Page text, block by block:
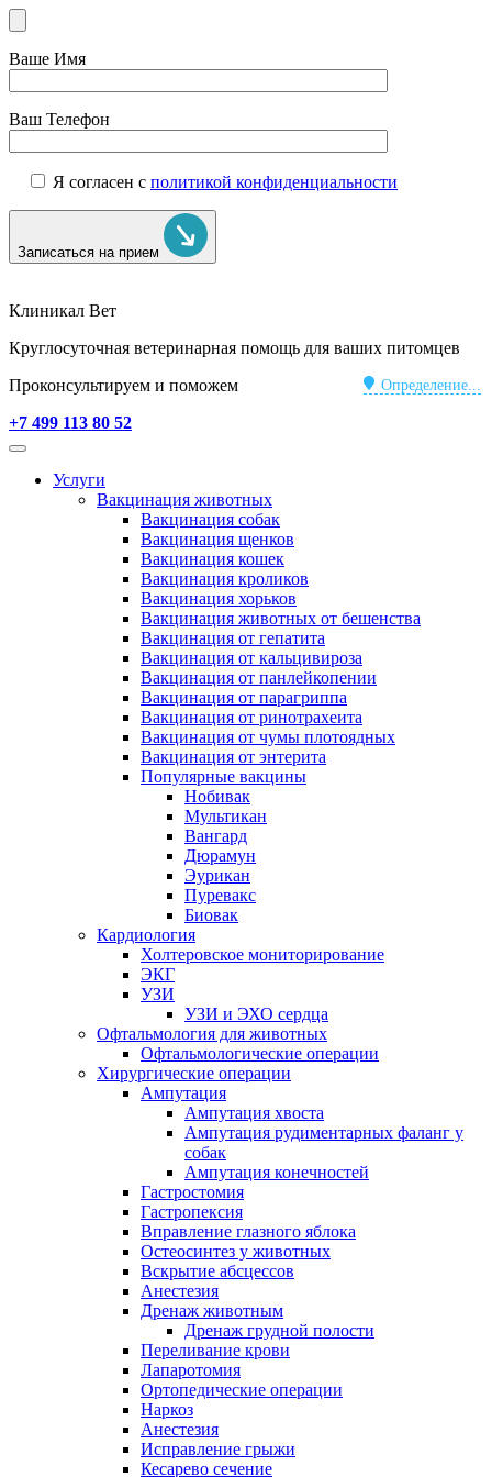
Ваше Имя
Ваш Телефон
Я согласен с политикой конфиденциальности
Записаться на прием
Клиникал Вет
Круглосуточная ветеринарная помощь для ваших питомцев
Определение...
Проконсультируем и поможем
+7 499 113 80 52
Услуги
Вакцинация животных
Вакцинация собак
Вакцинация щенков
Вакцинация кошек
Вакцинация кроликов
Вакцинация хорьков
Вакцинация животных от бешенства
Вакцинация от гепатита
Вакцинация от кальцивироза
Вакцинация от панлейкопении
Вакцинация от парагриппа
Вакцинация от ринотрахеита
Вакцинация от чумы плотоядных
Вакцинация от энтерита
Популярные вакцины
Нобивак
Мультикан
Вангард
Дюрамун
Эурикан
Пуревакс
Биовак
Кардиология
Холтеровское мониторирование
ЭКГ
УЗИ
УЗИ и ЭХО сердца
Офтальмология для животных
Офтальмологические операции
Хирургические операции
Ампутация
Ампутация хвоста
Ампутация рудиментарных фаланг у
собак
Ампутация конечностей
Гастростомия
Гастропексия
Вправление глазного яблока
Остеосинтез у животных
Вскрытие абсцессов
Анестезия
Дренаж животным
Дренаж грудной полости
Переливание крови
Лапаротомия
Ортопедические операции
Наркоз
Анестезия
Исправление грыжи
Кесарево сечение